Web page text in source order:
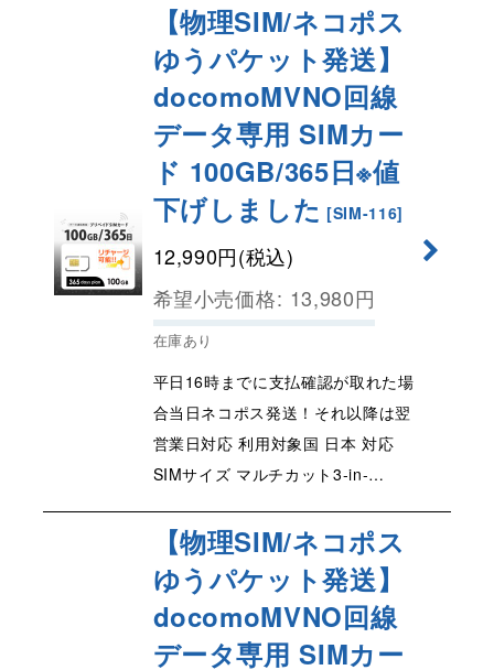
【物理SIM/ネコポス
ゆうパケット発送】
docomoMVNO回線
データ専用 SIMカー
ド 100GB/365日※値
下げしました [SIM-116]
12,990円(税込)
希望小売価格: 13,980円
在庫あり
平日16時までに支払確認が取れた場
合当日ネコポス発送！それ以降は翌
営業日対応 利用対象国 日本 対応
SIMサイズ マルチカット3-in-…
【物理SIM/ネコポス
ゆうパケット発送】
docomoMVNO回線
データ専用 SIMカー